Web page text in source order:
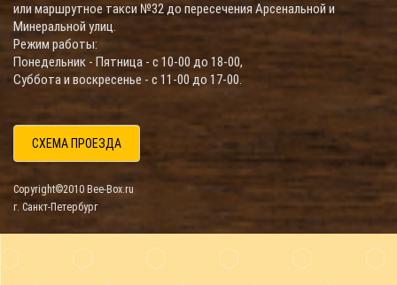
или маршрутное такси №32 до пересечения Арсенальной и
Минеральной улиц.
Режим работы:
Понедельник - Пятница - с 10-00 до 18-00,
Суббота и воскресенье - с 11-00 до 17-00.
СХЕМА ПРОЕЗДА
Copyright©2010 Bee-Box.ru
г. Санкт-Петербург